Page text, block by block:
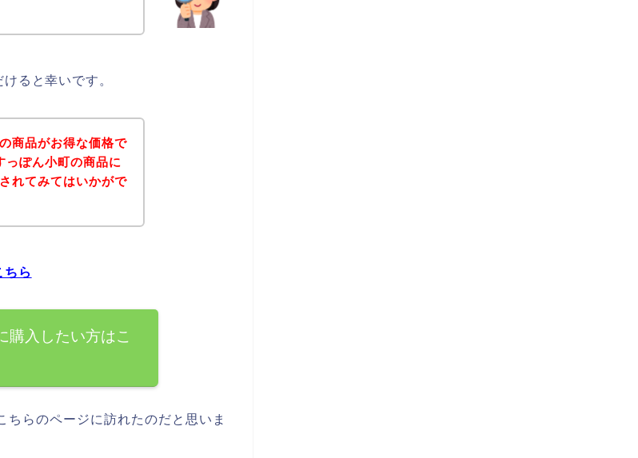
ると幸いです。
商品がお得な価格で
っぽん小町の商品に
れてみてはいかがで
ちら
購入したい方はこ
らのページに訪れたのだと思いま